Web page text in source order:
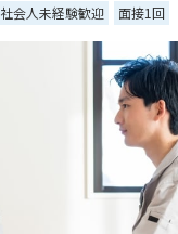
社会人未経験歓迎 面接1回